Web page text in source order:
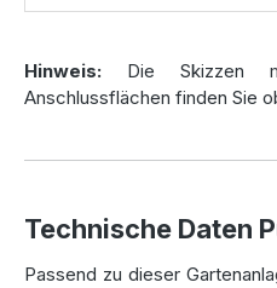
Hinweis: Die Skizzen
Anschlussflächen finden Sie
Technische Daten
Passend zu dieser